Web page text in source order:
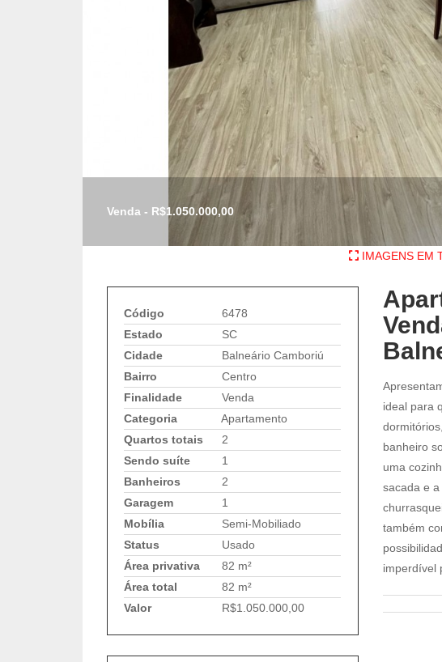
Venda - R$1.050.000,00
IMAGENS EM
Código
6478
Estado
SC
Cidade
Balneário Camboriú
Bairro
Centro
Finalidade
Venda
Categoria
Apartamento
Quartos totais
2
Sendo suíte
1
Banheiros
2
Garagem
1
Mobília
Semi-Mobiliado
Status
Usado
Área privativa
82 m²
Área total
82 m²
Valor
R$1.050.000,00
ideal para
banheiro
uma
sacada e
também
imperdível